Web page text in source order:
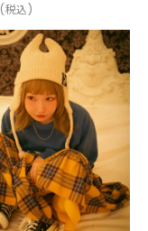
(税込)